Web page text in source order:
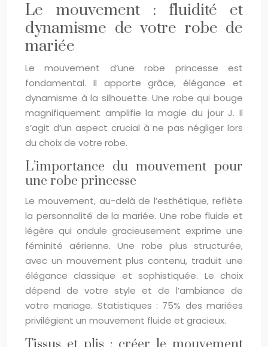
Le mouvement : fluidité et
dynamisme de votre robe de
mariée
Le mouvement d’une robe princesse est
fondamental. Il apporte grâce, élégance et
dynamisme à la silhouette. Une robe qui bouge
magnifiquement amplifie la magie du jour J. Il
s’agit d’un aspect crucial à ne pas négliger lors
du choix de votre robe.
L’importance du mouvement pour
une robe princesse
Le mouvement, au-delà de l’esthétique, reflète
la personnalité de la mariée. Une robe fluide et
légère qui ondule gracieusement exprime une
féminité aérienne. Une robe plus structurée,
avec un mouvement plus contenu, traduit une
élégance classique et sophistiquée. Le choix
dépend de votre style et de l’ambiance de
votre mariage. Statistiques : 75% des mariées
privilégient un mouvement fluide et gracieux.